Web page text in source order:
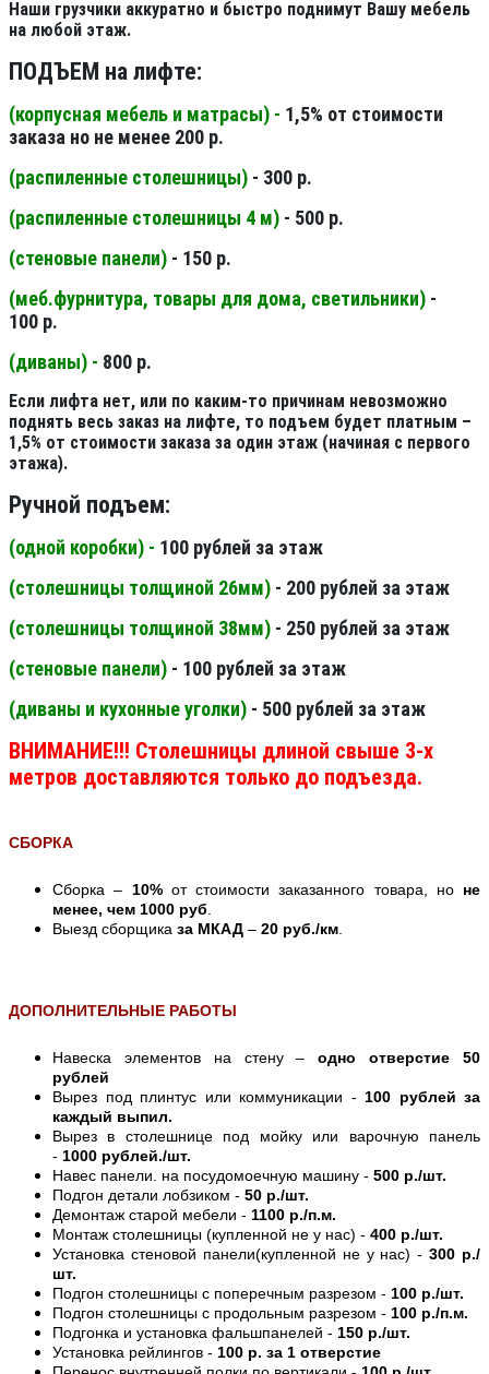
Наши грузчики аккуратно и быстро поднимут Вашу мебель
на любой этаж.
ПОДЪЕМ на лифте:
(корпусная мебель и матрасы) - 1,5% от стоимости
заказа но не менее 200 р.
(распиленные столешницы) - 300 р.
(распиленные столешницы 4 м) - 500 р.
(стеновые панели) - 150 р.
(меб.фурнитура, товары для дома, светильники) -
100 р.
(диваны) - 800 р.
Если лифта нет, или по каким-то причинам невозможно
поднять весь заказ на лифте, то подъем будет платным –
1,5% от стоимости заказа за один этаж (начиная с первого
этажа).
Ручной подъем:
(одной коробки) - 100 рублей за этаж
(столешницы толщиной 26мм) - 200 рублей за этаж
(столешницы толщиной 38мм) - 250 рублей за этаж
(стеновые панели) - 100 рублей за этаж
(диваны и кухонные уголки) - 500 рублей за этаж
ВНИМАНИЕ!!! Столешницы длиной свыше 3-х
метров доставляются только до подъезда.
СБОРКА
Сборка – 10%от стоимости заказанного товара, но не
менее, чем 1000 руб
Выезд сборщика за МКАД – 20 руб./км
ДОПОЛНИТЕЛЬНЫЕ РАБОТЫ
Навеска элементов на стену –одно отверстие 50
рублей
Вырез под плинтус или коммуникации - 100 рублей за
каждый выпил.
Вырез в столешнице под мойку или варочную панель
- 1000 рублей./шт.
Навес панели. на посудомоечную машину - 500 р./шт.
Подгон детали лобзиком - 50 р./шт.
Демонтаж старой мебели - 1100 р./п.м.
Монтаж столешницы (купленной не у нас) - 400 р./шт.
Установка стеновой панели(купленной не у нас) -300 р./
шт.
Подгон столешницы с поперечным разрезом - 100 р./шт.
Подгон столешницы с продольным разрезом - 100 р./п.м.
Подгонка и установка фальшпанелей - 150 р./шт.
Установка рейлингов - 100 р. за 1 отверстие